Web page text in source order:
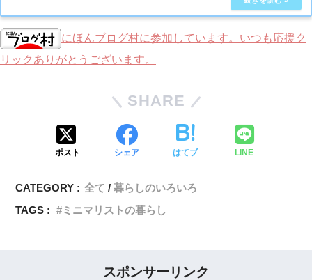
にほんブログ村に参加しています。いつも応援ク
リックありがとうございます。
SHARE
ポスト シェア はてブ LINE
CATEGORY : 全て
暮らしのいろいろ
TAGS :
ミニマリストの暮らし
スポンサーリンク